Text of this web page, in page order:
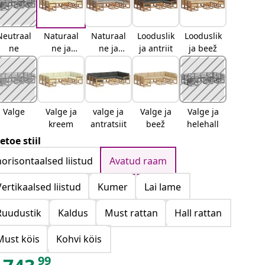
ne
Naturaal
ne ja
kreemjas
Naturaal
ne ja
helehall
Looduslik
ja antriit
Looduslik
ja beež
Valge
Valge ja
kreem
valge ja
antratsiit
Valge ja
beež
Valge ja
helehall
stiil
liistud
Avatud raam
liistud
Kumer
Lai lame
Kaldus Must rattan
Hall rattan
köis
Kohvi köis
99